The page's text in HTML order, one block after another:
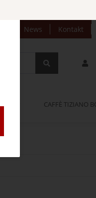
News Kontakt
CAFFÈ TIZIANO